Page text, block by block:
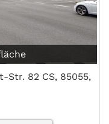
Str. 82 CS, 85055,